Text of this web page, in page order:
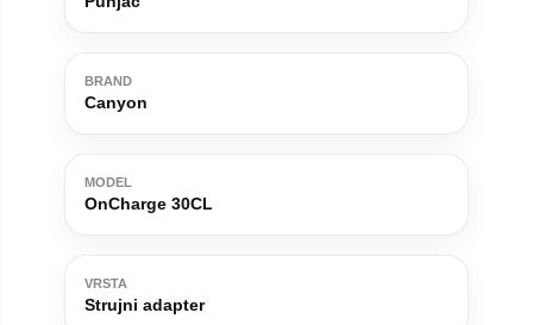
BRAND
Canyon
MODEL
OnCharge 30CL
VRSTA
Strujni adapter